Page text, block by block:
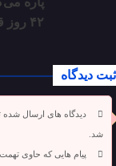
۴۲ روز قطع اینترنت بین الملل در ایران
ثبت دیدگاه
دیدگاه های ارسال
شد.
پیام هایی که حاوی